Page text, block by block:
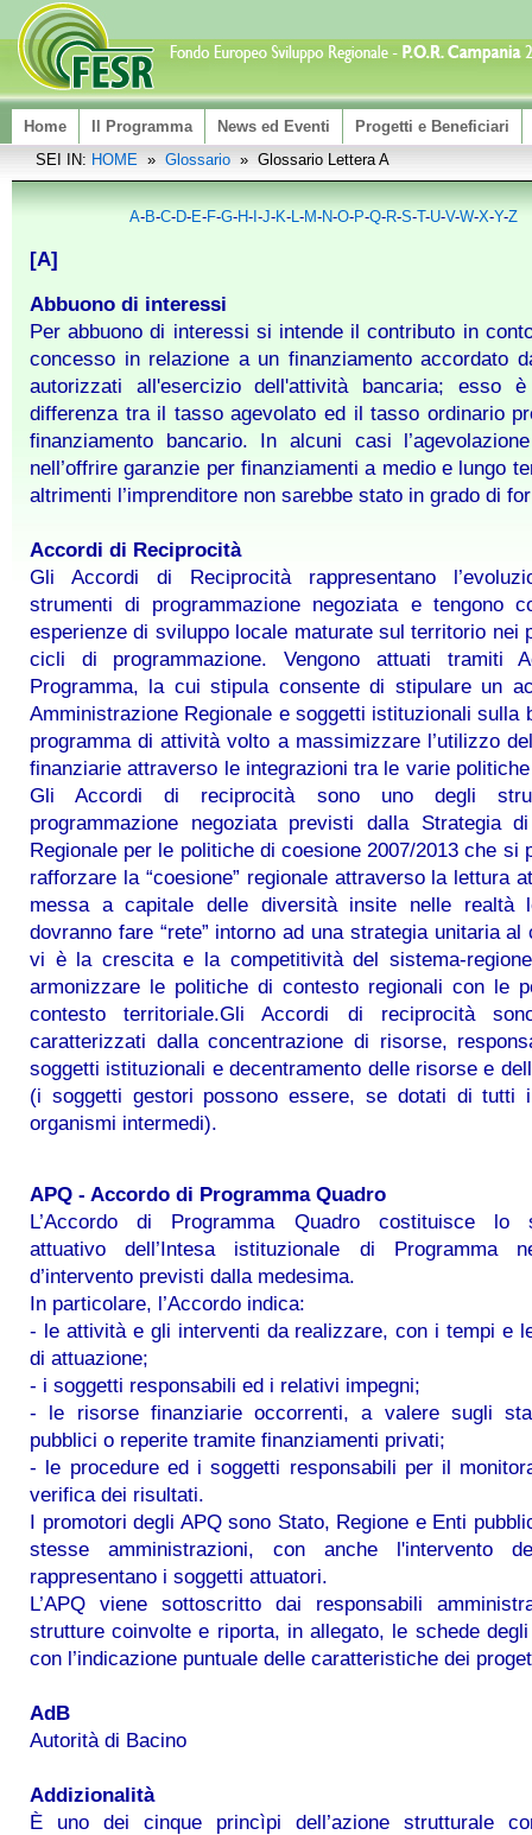
Home Il Programma News ed Eventi
Progetti e Beneficiari
SEI IN: HOME » Glossario » Glossario Lettera A
A-B-C-D-E-F-G-H- -J-K-L-M-N-O-P-Q-R-S-T-U-V-W-X-Y-Z
[A]
Abbuono di interessi
Per abbuono di interessi si intende il contributo in
concesso in relazione a un finanziamento accordato
autorizzati all'esercizio dell'attività bancaria; esso
differenza tra il tasso agevolato ed il tasso ordinario
finanziamento bancario. In alcuni casi
nell’offrire garanzie per finanziamenti a medio e lungo
altrimenti l’imprenditore non sarebbe stato in grado di
Accordi di Reciprocità
Gli Accordi di Reciprocità rappresentano
strumenti di programmazione negoziata e tengono
esperienze di sviluppo locale maturate sul territorio nei
cicli di programmazione. Vengono attuati tramiti
Programma, la cui stipula consente di stipulare un
Amministrazione Regionale e soggetti istituzionali sulla
programma di attività volto a massimizzare l’utilizzo
finanziarie attraverso le integrazioni tra le varie
Gli Accordi di reciprocità sono uno degli
programmazione negoziata previsti dalla Strategia
Regionale per le politiche di coesione 2007/2013 che si
rafforzare la “coesione” regionale attraverso la lettura
messa a capitale delle diversità insite nelle realtà
dovranno fare “rete” intorno ad una strategia unitaria al
vi è la crescita e la competitività del sistema-
armonizzare le politiche di contesto regionali con le
contesto territoriale.Gli Accordi di reciprocità
caratterizzati dalla concentrazione di risorse,
soggetti istituzionali e decentramento delle risorse e
(i soggetti gestori possono essere, se dotati di tutti
organismi intermedi).
APQ - Accordo di Programma Quadro
L’Accordo di Programma Quadro costituisce lo
attuativo dell’Intesa istituzionale di Programma
d’intervento previsti dalla medesima.
In particolare, l’Accordo indica:
- le attività e gli interventi da realizzare, con i tempi e
di attuazione;
- i soggetti responsabili ed i relativi impegni;
- le risorse finanziarie occorrenti, a valere sugli
pubblici o reperite tramite finanziamenti privati;
- le procedure ed i soggetti responsabili per il
verifica dei risultati.
I promotori degli APQ sono Stato, Regione e Enti
stesse amministrazioni, con anche l'intervento
rappresentano i soggetti attuatori.
L’APQ viene sottoscritto dai responsabili
strutture coinvolte e riporta, in allegato, le schede
con l’indicazione puntuale delle caratteristiche dei
AdB
Autorità di Bacino
Addizionalità
È uno dei cinque princìpi dell’azione strutturale